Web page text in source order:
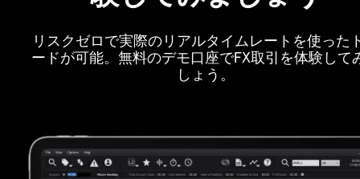
リスクゼロで実際のリアルタイムレートを使った
ードが可能。無料のデモ口座でFX取引を体験して
しょう。